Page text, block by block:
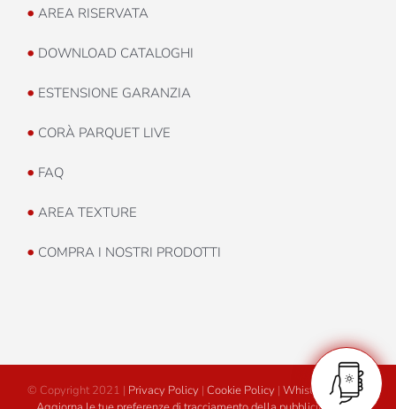
• AREA RISERVATA
• DOWNLOAD CATALOGHI
• ESTENSIONE GARANZIA
• CORÀ PARQUET LIVE
• FAQ
• AREA TEXTURE
• COMPRA I NOSTRI PRODOTTI
© Copyright 2021 | Privacy Policy | Cookie Policy | Whistleblowing